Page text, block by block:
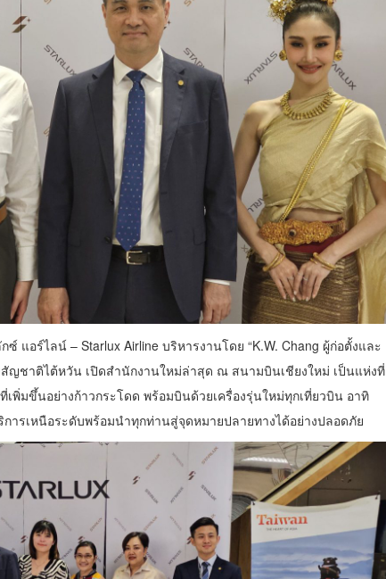
แอร์ไลน์ – Starlux Airline บริหารงานโดย “K.W. Chang ผู้ก่อตั้งและ
สัญชาติไต้หวัน เปิดสำนักงานใหม่ล่าสุด ณ สนามบินเชียงใหม่ เป็นแห่งที่
เพิ่มขึ้นอย่างก้าวกระโดด พร้อมบินด้วยเครื่องรุ่นใหม่ทุกเที่ยวบิน อาทิ
การเหนือระดับพร้อมนำทุกท่านสู่จุดหมายปลายทางได้อย่างปลอดภัย